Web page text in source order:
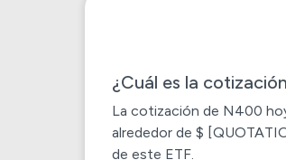
¿Cuál es la
La cotización de N400
alrededor de $
de este ETF.